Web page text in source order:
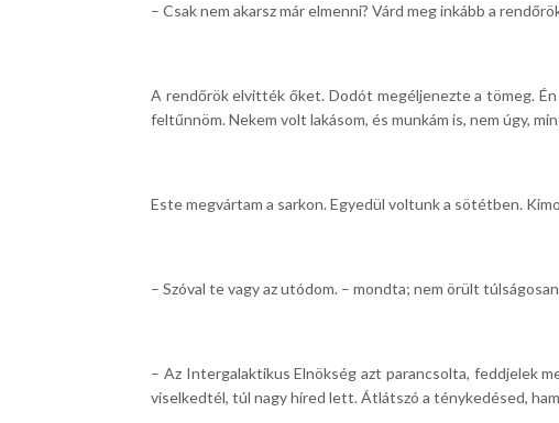
– Csak nem akarsz már elmenni? Várd meg inkább a
A rendőrök elvitték őket. Dodót megéljenezte a tömeg.
feltűnnöm. Nekem volt lakásom, és munkám is, nem úgy,
Este megvártam a sarkon. Egyedül voltunk a sötétben.
– Szóval te vagy az utódom. – mondta; nem örült
– Az Intergalaktikus Elnökség azt parancsolta, feddjelek
viselkedtél, túl nagy híred lett. Átlátszó a ténykedésed,